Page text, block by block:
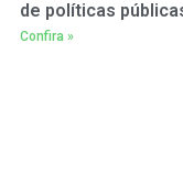
de políticas
Confira »